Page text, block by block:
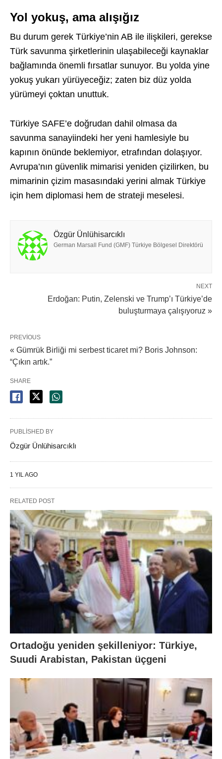
Yol yokuş, ama alışığız
Bu durum gerek Türkiye’nin AB ile ilişkileri, gerekse
Türk savunma şirketlerinin ulaşabileceği kaynaklar
bağlamında önemli fırsatlar sunuyor. Bu yolda yine
yokuş yukarı yürüyeceğiz; zaten biz düz yolda
yürümeyi çoktan unuttuk.
Türkiye SAFE’e doğrudan dahil olmasa da
savunma sanayiindeki her yeni hamlesiyle bu
kapının önünde beklemiyor, etrafından dolaşıyor.
Avrupa’nın güvenlik mimarisi yeniden çizilirken, bu
mimarinin çizim masasındaki yerini almak Türkiye
için hem diplomasi hem de strateji meselesi.
Özgür Ünlühisarcıklı
German Marsall Fund (GMF) Türkiye Bölgesel Direktörü
NEXT
Erdoğan: Putin, Zelenski ve Trump’ı Türkiye’de
buluşturmaya çalışıyoruz »
PREVIOUS
« Gümrük Birliği mi serbest ticaret mi? Boris Johnson:
“Çıkın artık.”
SHARE
PUBLISHED BY
Özgür Ünlühisarcıklı
1 YIL AGO
RELATED POST
Ortadoğu yeniden şekilleniyor: Türkiye,
Suudi Arabistan, Pakistan üçgeni